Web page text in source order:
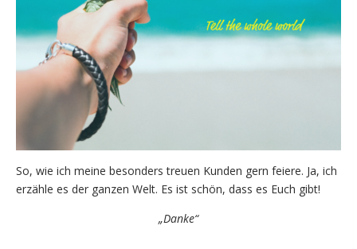
So, wie ich meine besonders treuen Kunden gern feiere. Ja, ich
erzähle es der ganzen Welt. Es ist schön, dass es Euch gibt!
„Danke“